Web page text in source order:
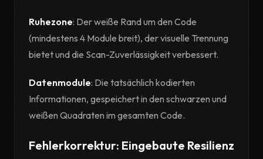
Ruhezone: Der weiße Rand um den Code
(mindestens 4 Module breit), der visuelle Trennung
bietet und die Scan-Zuverlässigkeit verbessert.
Datenmodule: Die tatsächlich kodierten
Informationen, gespeichert in den schwarzen und
weißen Quadraten im gesamten Code.
Fehlerkorrektur: Eingebaute Resilienz